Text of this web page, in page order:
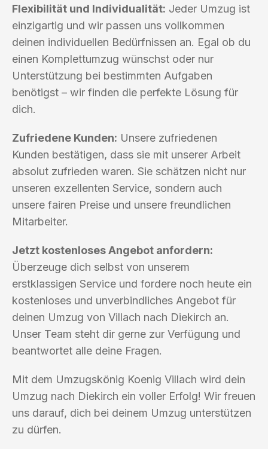
Flexibilität und Individualität: Jeder Umzug ist
einzigartig und wir passen uns vollkommen
deinen individuellen Bedürfnissen an. Egal ob du
einen Komplettumzug wünschst oder nur
Unterstützung bei bestimmten Aufgaben
benötigst – wir finden die perfekte Lösung für
dich.
Zufriedene Kunden: Unsere zufriedenen
Kunden bestätigen, dass sie mit unserer Arbeit
absolut zufrieden waren. Sie schätzen nicht nur
unseren exzellenten Service, sondern auch
unsere fairen Preise und unsere freundlichen
Mitarbeiter.
Jetzt kostenloses Angebot anfordern:
Überzeuge dich selbst von unserem
erstklassigen Service und fordere noch heute ein
kostenloses und unverbindliches Angebot für
deinen Umzug von Villach nach Diekirch an.
Unser Team steht dir gerne zur Verfügung und
beantwortet alle deine Fragen.
Mit dem Umzugskönig Koenig Villach wird dein
Umzug nach Diekirch ein voller Erfolg! Wir freuen
uns darauf, dich bei deinem Umzug unterstützen
zu dürfen.